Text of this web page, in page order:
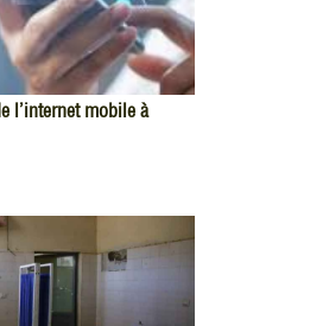
l’internet mobile à